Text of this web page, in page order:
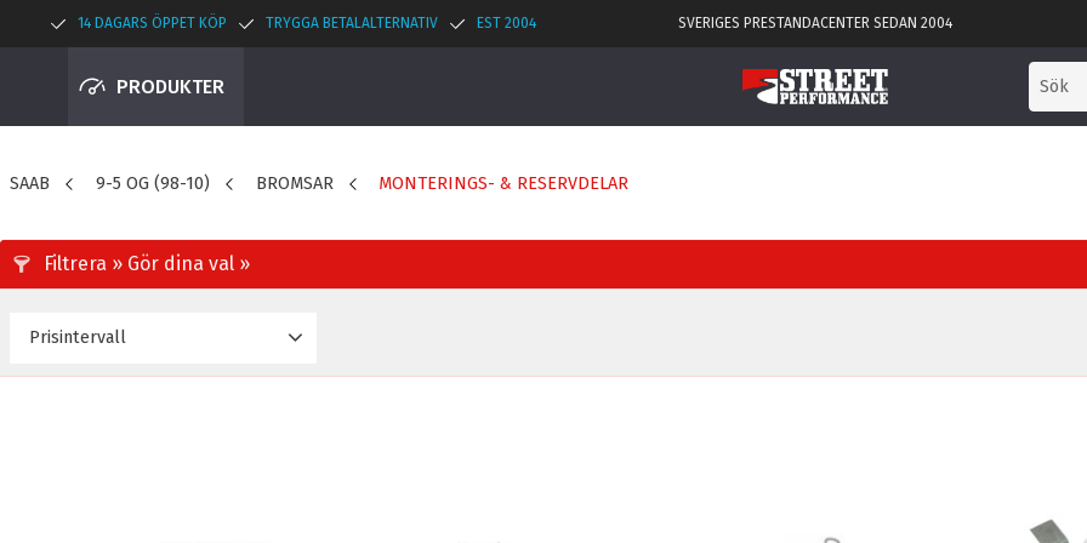
14 DAGARS ÖPPET KÖP TRYGGA BETALALTERNATIV EST 2004 SVERIGES PRESTANDACENTER SEDAN 2004
PRODUKTER
SAAB 9-5 OG (98-10) BROMSAR MONTERINGS- & RESERVDELAR
Prisintervall